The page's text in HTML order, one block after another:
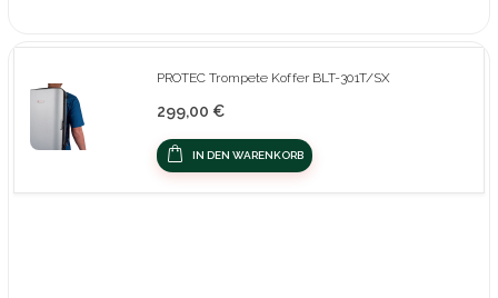
PROTEC Trompete Koffer BLT-301T/SX
299,00 €
IN DEN WARENKORB